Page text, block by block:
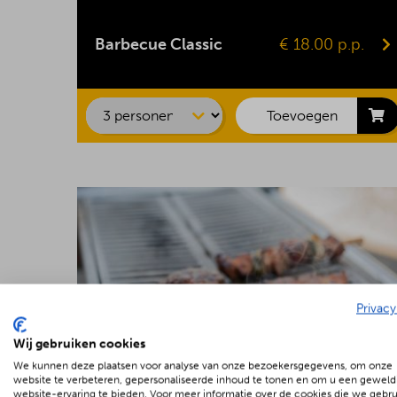
Barbecue Classic € 18.00 p.p.
Hamburger
Toevoegen
Wij gebruiken cookies
We kunnen deze plaatsen voor analyse van onze bezoekersgegevens, om onze
website te verbeteren, gepersonaliseerde inhoud te tonen en om u een
website-ervaring te bieden. Voor meer informatie over de cookies die we